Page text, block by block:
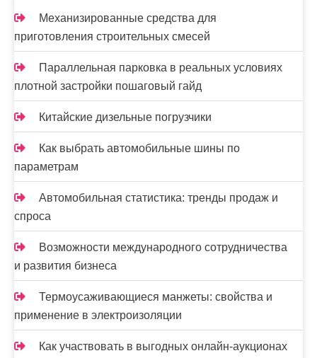
и
с
я
м
Механизированные средства для
приготовления строительных смесей
Параллельная парковка в реальных условиях
плотной застройки пошаговый гайд
Китайские дизельные погрузчики
Как выбрать автомобильные шины по
параметрам
Автомобильная статистика: тренды продаж и
спроса
Возможности международного сотрудничества
и развития бизнеса
Термоусаживающиеся манжеты: свойства и
применение в электроизоляции
Как участвовать в выгодных онлайн-аукционах